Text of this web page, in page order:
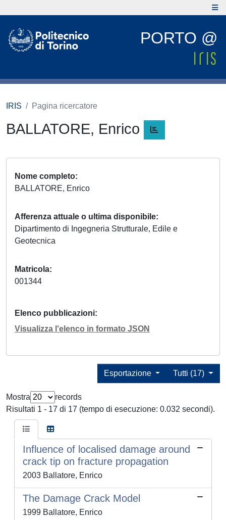
PORTO @
IRIS Pagina ricercatore
BALLATORE, Enrico
Nome completo
BALLATORE, Enrico
Afferenza attuale o ultima disponibile
Dipartimento di Ingegneria Strutturale, Edile e
Geotecnica
Matricola
001344
Elenco pubblicazioni
Visualizza l'elenco in formato JSON
Tutti (17)
Esportazione
Mostra
records
Risultati 1 - 17 di 17 (tempo di esecuzione: 0.032 secondi).
Influence of localised damage around
crack tip on fracture propagation
2003 Ballatore, Enrico
The Damage Crack Model
1999 Ballatore, Enrico